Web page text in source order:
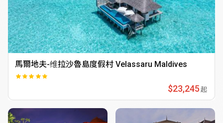
馬爾地夫-维拉沙魯島度假村 Velassaru Maldives
$23,245 起